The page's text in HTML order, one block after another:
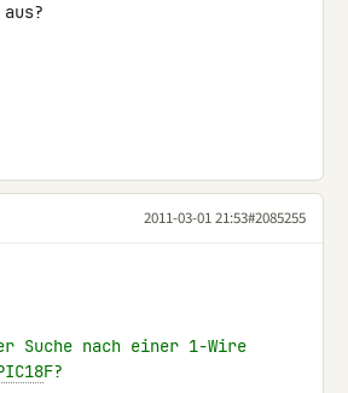
2011-03-01 21:53#2085255
Suche nach einer 1-Wire
F?